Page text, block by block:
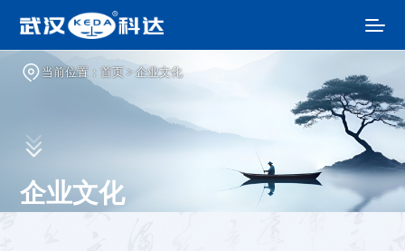
当前位置： 首页 >企业文化
企业文化